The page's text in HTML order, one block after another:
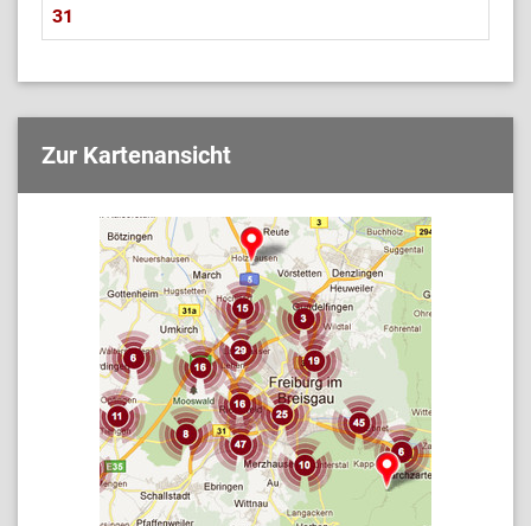
31
Zur Kartenansicht